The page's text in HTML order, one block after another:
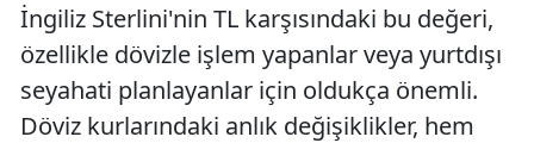
İngiliz Sterlini'nin TL karşısındaki bu değeri,
özellikle dövizle işlem yapanlar veya yurtdışı
seyahati planlayanlar için oldukça önemli.
Döviz kurlarındaki anlık değişiklikler, hem